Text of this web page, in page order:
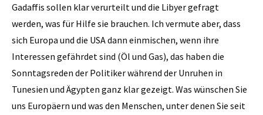
Gadaffis sollen klar verurteilt und die Libyer gefragt
werden, was für Hilfe sie brauchen. Ich vermute aber, dass
sich Europa und die USA dann einmischen, wenn ihre
Interessen gefährdet sind (Öl und Gas), das haben die
Sonntagsreden der Politiker während der Unruhen in
Tunesien und Ägypten ganz klar gezeigt. Was wünschen Sie
uns Europäern und was den Menschen, unter denen Sie seit